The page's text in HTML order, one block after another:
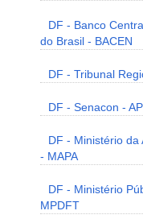
DF - Banco
do Brasil - BACEN
DF - Tribunal
DF - Senacon -
DF - Ministério da
- MAPA
DF - Ministério
MPDFT